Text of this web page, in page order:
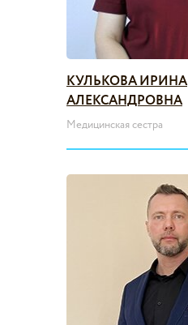
КУЛЬКОВА ИРИНА
АЛЕКСАНДРОВНА
Медицинская сестра